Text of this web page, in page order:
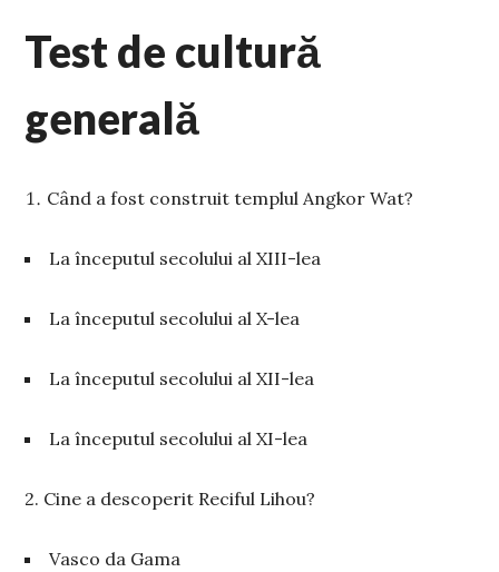
Test de cultură
generală
Când a fost construit templul Angkor Wat?
La începutul secolului al XIII-lea
La începutul secolului al X-lea
La începutul secolului al XII-lea
La începutul secolului al XI-lea
2. Cine a descoperit Reciful Lihou?
Vasco da Gama